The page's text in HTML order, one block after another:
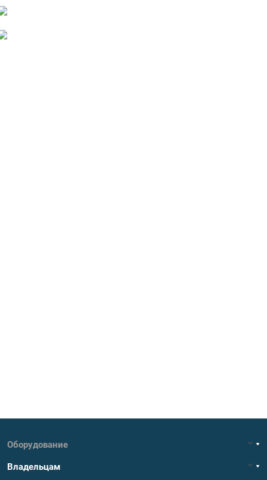
Оборудование
Владельцам